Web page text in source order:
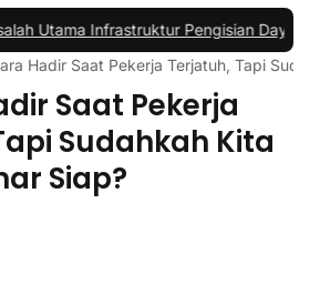
Pengisian Daya untuk Mobil
Hadir Saat Pekerja Terjatuh, Tapi
Saat Pekerja
Sudahkah Kita
Siap?